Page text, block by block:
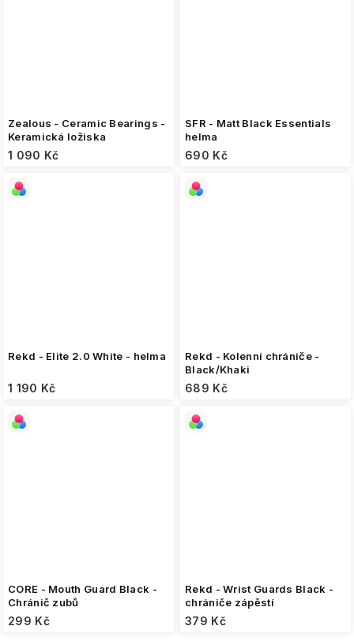
Zealous - Ceramic Bearings -
Keramická ložiska
1 090 Kč
SFR - Matt Black Essentials
helma
690 Kč
Rekd - Elite 2.0 White - helma
1 190 Kč
Rekd - Kolenní chrániče -
Black/Khaki
689 Kč
CORE - Mouth Guard Black -
Chránič zubů
299 Kč
Rekd - Wrist Guards Black -
chrániče zápěstí
379 Kč